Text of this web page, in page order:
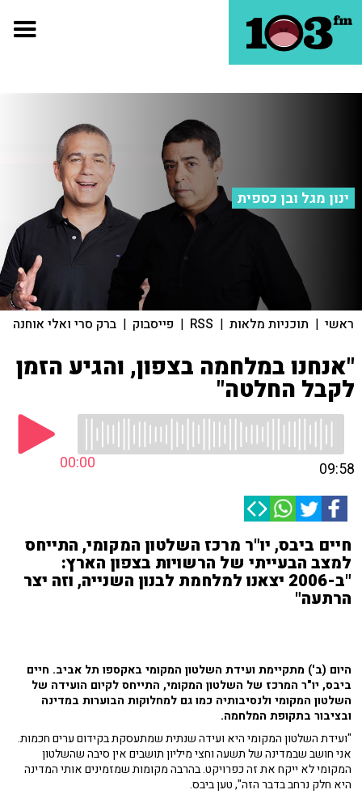
ינון מגל ובן כספית
ראשי | תוכניות מלאות |
RSS
| פייסבוק | ברק סרי ואלי אוחנה
"אנחנו במלחמה בצפון, והגיע הזמן
לקבל החלטה"
00:00 09:58
חיים ביבס, יו"ר מרכז השלטון המקומי, התייחס
למצב הבעייתי של הרשויות בצפון הארץ:
"ב-2006 יצאנו למלחמת לבנון השנייה, וזה יצר
הרתעה"
היום (ב') מתקיימת ועידת השלטון המקומי באקספו תל אביב. חיים
ביבס, יו"ר המרכז של השלטון המקומי, התייחס לקיום הועידה של
השלטון המקומי ולנסיבותיה כמו גם למחלוקות הבוערות במדינה
ובציבור בתקופת המלחמה.
"ועידת השלטון המקומי היא ועידה שנתית שמתעסקת בקידום ערים חכמות.
אני חושב שבמדינה של תשעה וחצי מיליון תושבים אין סיבה שהשלטון
המקומי לא ייקח את זה כפרויקט. בהרבה מקומות שמזמינים אותי המדינה
היא חלק נרחב בדבר הזה", טען ביבס.